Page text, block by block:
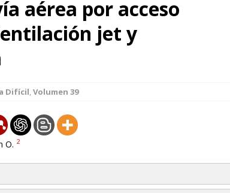
aérea por acceso
jet y
Difícil,Volumen 39
O. 2